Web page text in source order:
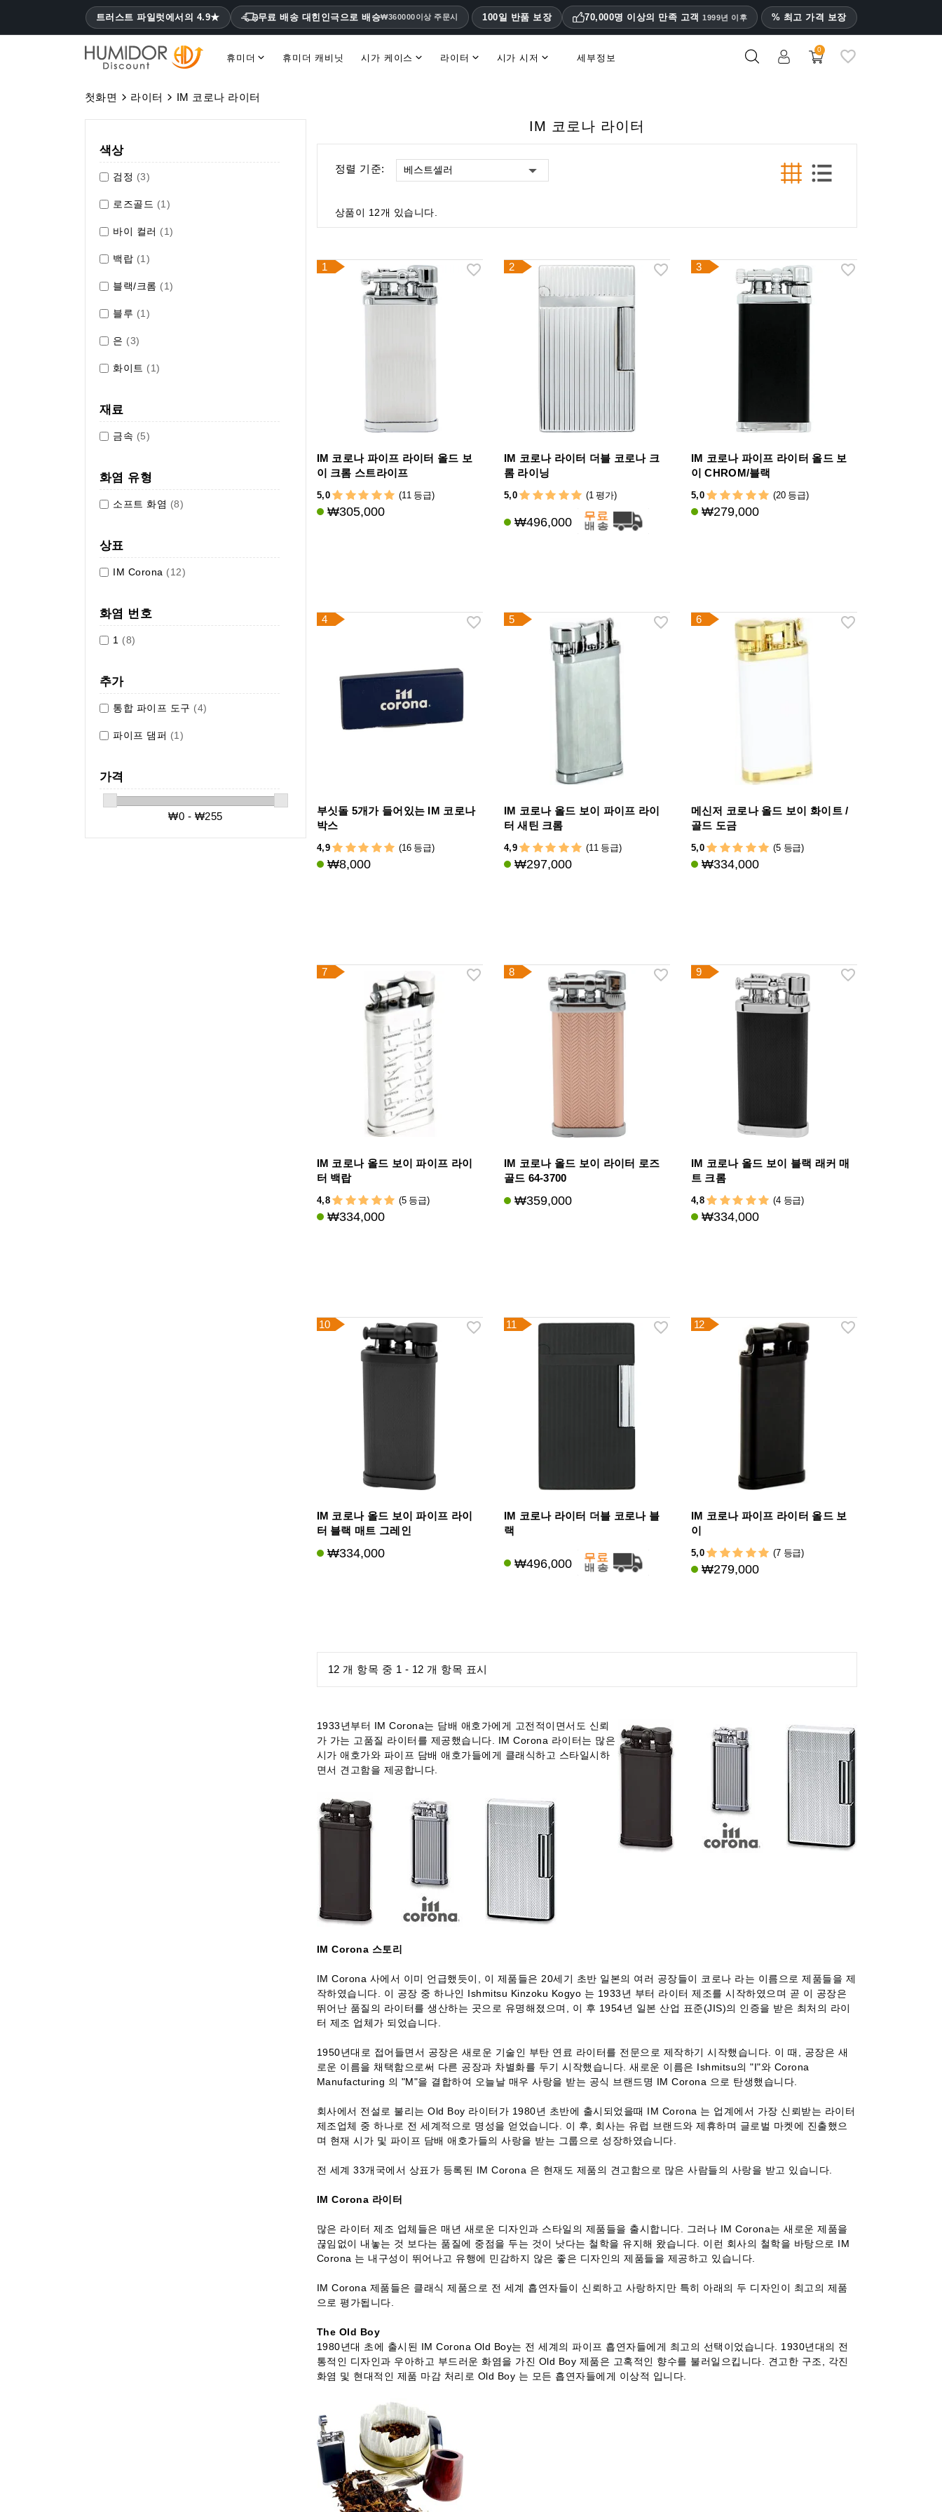
트러스트 파일럿에서의 4.9★ 무료 배송 대힌인극으로 배승₩360000이상 주문시 100일 반품 보장 70,000명 이상의 만족 고객 1999년 이후 % 최고 가격 보장
0
휴미더 휴미더 캐비닛 시가 케이스 라이터 시가 시저 세부정보
첫화면 라이터 IM 코로나 라이터
색상
검정 (3)
로즈골드 (1)
바이 컬러 (1)
백랍 (1)
블랙/크롬 (1)
블루 (1)
은 (3)
화이트 (1)
재료
금속 (5)
화염 유형
소프트 화염 (8)
상표
IM Corona (12)
화염 번호
1 (8)
추가
통합 파이프 도구 (4)
파이프 댐퍼 (1)
가격
₩0 - ₩255
IM 코로나 라이터
정렬 기준: 베스트셀러
상품이 12개 있습니다.
1
IM 코로나 파이프 라이터 올드 보
이 크롬 스트라이프
5,0 (11 등급)
₩305,000
2
IM 코로나 라이터 더블 코로나 크
롬 라이닝
5,0 (1 평가)
₩496,000
3
IM 코로나 파이프 라이터 올드 보
이 CHROM/블랙
5,0 (20 등급)
₩279,000
4
부싯돌 5개가 들어있는 IM 코로나
박스
4,9 (16 등급)
₩8,000
5
IM 코로나 올드 보이 파이프 라이
터 새틴 크롬
4,9 (11 등급)
₩297,000
6
메신저 코로나 올드 보이 화이트 /
골드 도금
5,0 (5 등급)
₩334,000
7
IM 코로나 올드 보이 파이프 라이
터 백랍
4,8 (5 등급)
₩334,000
8
IM 코로나 올드 보이 라이터 로즈
골드 64-3700
₩359,000
9
IM 코로나 올드 보이 블랙 래커 매
트 크롬
4,8 (4 등급)
₩334,000
10
IM 코로나 올드 보이 파이프 라이
터 블랙 매트 그레인
₩334,000
11
IM 코로나 라이터 더블 코로나 블
랙
₩496,000
12
IM 코로나 파이프 라이터 올드 보
이
5,0 (7 등급)
₩279,000
12 개 항목 중 1 - 12 개 항목 표시
1933년부터 IM Corona는 담배 애호가에게 고전적이면서도 신뢰
가 가는 고품질 라이터를 제공했습니다. IM Corona 라이터는 많은
시가 애호가와 파이프 담배 애호가들에게 클래식하고 스타일시하
면서 견고함을 제공합니다.
IM Corona 스토리
IM Corona 사에서 이미 언급했듯이, 이 제품들은 20세기 초반 일본의 여러 공장들이 코로나 라는 이름으로 제품들을 제
작하였습니다. 이 공장 중 하나인 Ishmitsu Kinzoku Kogyo 는 1933년 부터 라이터 제조를 시작하였으며 곧 이 공장은
뛰어난 품질의 라이터를 생산하는 곳으로 유명해졌으며, 이 후 1954년 일본 산업 표준(JIS)의 인증을 받은 최처의 라이
터 제조 업체가 되었습니다.
1950년대로 접어들면서 공장은 새로운 기술인 부탄 연료 라이터를 전문으로 제작하기 시작했습니다. 이 때, 공장은 새
로운 이름을 채택함으로써 다른 공장과 차별화를 두기 시작했습니다. 새로운 이름은 Ishmitsu의 "I"와 Corona
Manufacturing 의 "M"을 결합하여 오늘날 매우 사랑을 받는 공식 브랜드명 IM Corona 으로 탄생했습니다.
회사에서 전설로 불리는 Old Boy 라이터가 1980년 초반에 출시되었을때 IM Corona 는 업계에서 가장 신뢰받는 라이터
제조업체 중 하나로 전 세계적으로 명성을 얻었습니다. 이 후, 회사는 유럽 브랜드와 제휴하며 글로벌 마켓에 진출했으
며 현재 시가 및 파이프 담배 애호가들의 사랑을 받는 그룹으로 성장하였습니다.
전 세계 33개국에서 상표가 등록된 IM Corona 은 현재도 제품의 견고함으로 많은 사람들의 사랑을 받고 있습니다.
IM Corona 라이터
많은 라이터 제조 업체들은 매년 새로운 디자인과 스타일의 제품들을 출시합니다. 그러나 IM Corona는 새로운 제품을
끊임없이 내놓는 것 보다는 품질에 중점을 두는 것이 낫다는 철학을 유지해 왔습니다. 이런 회사의 철학을 바탕으로 IM
Corona 는 내구성이 뛰어나고 유행에 민감하지 않은 좋은 디자인의 제품들을 제공하고 있습니다.
IM Corona 제품들은 클래식 제품으로 전 세계 흡연자들이 신뢰하고 사랑하지만 특히 아래의 두 디자인이 최고의 제품
으로 평가됩니다.
The Old Boy
1980년대 초에 출시된 IM Corona Old Boy는 전 세계의 파이프 흡연자들에게 최고의 선택이었습니다. 1930년대의 전
통적인 디자인과 우아하고 부드러운 화염을 가진 Old Boy 제품은 고혹적인 향수를 불러일으킵니다. 견고한 구조, 각진
화염 및 현대적인 제품 마감 처리로 Old Boy 는 모든 흡연자들에게 이상적 입니다.